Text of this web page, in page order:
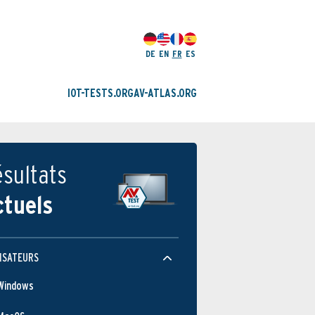
DE EN FR ES
IOT-TESTS.ORGAV-ATLAS.ORG
Protection